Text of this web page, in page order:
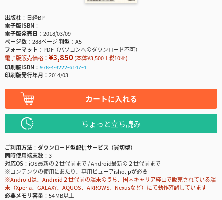
出版社
日経BP
電子版ISBN
電子版発売日
2018/03/09
ページ数
288ページ判型
A5
フォーマット
PDF（パソコンへのダウンロード不可）
電子版販売価格： ¥3,850(本体¥3,500＋税10％)
印刷版ISBN
978-4-8222-6147-4
印刷版発行年月
2014/03
カートに入れる
ちょっと立ち読み
ご利用方法
ダウンロード型配信サービス（買切型）
同時使用端末数
3
対応OS
iOS最新の２世代前まで / Android最新の２世代前まで
※コンテンツの使用にあたり、専用ビューアisho.jpが必要
※Androidは、Android２世代前の端末のうち、国内キャリア経由で販売されている端
末（Xperia、GALAXY、AQUOS、ARROWS、Nexusなど）にて動作確認しています
必要メモリ容量
54 MB以上